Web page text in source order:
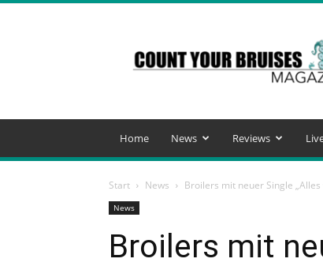
Your
Bruises
Magazine
Home News Reviews
Start News Broilers mit neuer Single
News
Broilers mit